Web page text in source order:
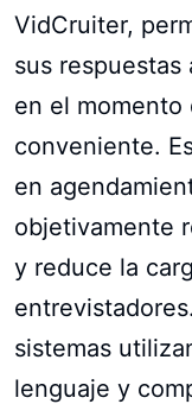
VidCruiter,
sus respuestas
en el momento
conveniente.
en
objetivamente
y reduce la
sistemas
lenguaje y